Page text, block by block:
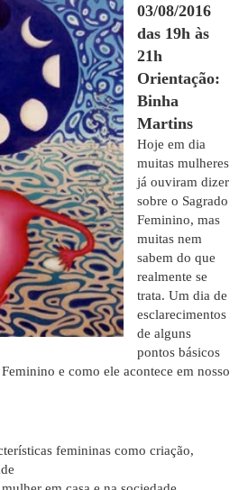
03/08/2016
das 19h às
21h
Orientação:
Binha
Martins
Hoje em dia
muitas mulheres
já ouviram dizer
sobre o Sagrado
Feminino, mas
muitas nem
sabem do que
realmente se
trata. Um dia de
esclarecimentos
de alguns
pontos básicos
e como ele acontece em nosso
femininas como criação,